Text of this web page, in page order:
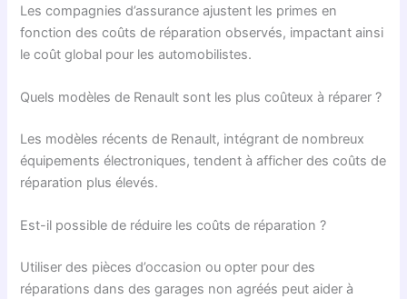
Les compagnies d’assurance ajustent les primes en
fonction des coûts de réparation observés, impactant ainsi
le coût global pour les automobilistes.
Quels modèles de Renault sont les plus coûteux à réparer ?
Les modèles récents de Renault, intégrant de nombreux
équipements électroniques, tendent à afficher des coûts de
réparation plus élevés.
Est-il possible de réduire les coûts de réparation ?
Utiliser des pièces d’occasion ou opter pour des
réparations dans des garages non agréés peut aider à